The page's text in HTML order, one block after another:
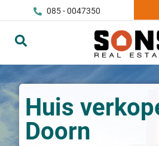
085 - 0047350
Huis
Doorn